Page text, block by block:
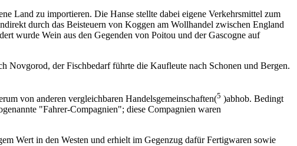
Land zu importieren. Die Hanse stellte dabei eigene Verkehrsmittel zum
durch das Beisteuern von Koggen am Wollhandel zwischen England
wurde Wein aus den Gegenden von Poitou und der Gascogne auf
Novgorod, der Fischbedarf führte die Kaufleute nach Schonen und Bergen.
von anderen vergleichbaren Handelsgemeinschaften(5 )abhob. Bedingt
"Fahrer-Compagnien"; diese Compagnien waren
Wert in den Westen und erhielt im Gegenzug dafür Fertigwaren sowie